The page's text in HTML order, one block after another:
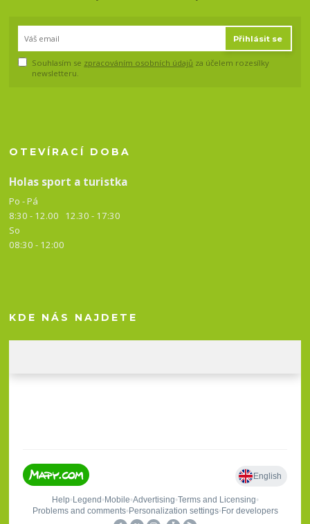
Přihlásit se
Souhlasím se zpracováním osobních údajů za účelem rozesílky
newsletteru.
OTEVÍRACÍ DOBA
Holas sport a turistka
Po - Pá
8:30 - 12.00 12.30 - 17:30
So
08:30 - 12:00
KDE NÁS NAJDETE